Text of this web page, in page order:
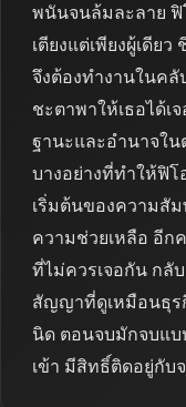
พนันจนล้มละลาย
เตียงแต่เพียงผู้เดีย
จึงต้องทำงานในคลั
ชะตาพาให้เธอได้
ฐานะและอำนาจใ
บางอย่างที่ทำให้ฟิโ
เริ่มต้นของความสั
ความช่วยเหลือ อีก
ที่ไม่ควรเจอกัน กลั
สัญญาที่ดูเหมือนธุร
นิด ตอนจบมักจบแ
เข้า มีสิทธิ์ติดอยู่กับ